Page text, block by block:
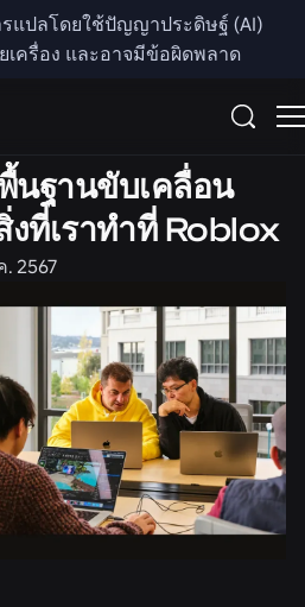
รแปลโดยใช้ปัญญาประดิษฐ์ (AI)
ครื่อง และอาจมีข้อผิดพลาด
นฐานขับเคลื่อน
ที่เราทำที่ Roblox
. 2567